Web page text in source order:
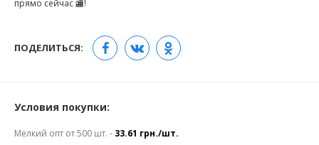
прямо сейчас 🏬!
ПОДЕЛИТЬСЯ:
Условия покупки:
Мелкий опт от 500 шт. - 33.61 грн./шт.